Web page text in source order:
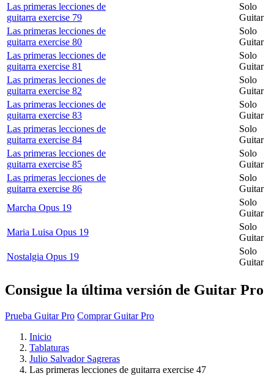
Las primeras lecciones de
guitarra exercise 79
Solo
Guitar
Las primeras lecciones de
guitarra exercise 80
Solo
Guitar
Las primeras lecciones de
guitarra exercise 81
Solo
Guitar
Las primeras lecciones de
guitarra exercise 82
Solo
Guitar
Las primeras lecciones de
guitarra exercise 83
Solo
Guitar
Las primeras lecciones de
guitarra exercise 84
Solo
Guitar
Las primeras lecciones de
guitarra exercise 85
Solo
Guitar
Las primeras lecciones de
guitarra exercise 86
Solo
Guitar
Marcha Opus 19
Solo
Guitar
Maria Luisa Opus 19
Solo
Guitar
Nostalgia Opus 19
Solo
Guitar
Consigue la última versión de Guitar Pro
Prueba Guitar Pro Comprar Guitar Pro
Inicio
Tablaturas
Julio Salvador Sagreras
Las primeras lecciones de guitarra exercise 47